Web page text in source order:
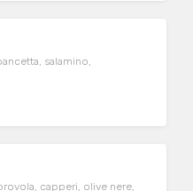
salamino,
capperi, olive nere,